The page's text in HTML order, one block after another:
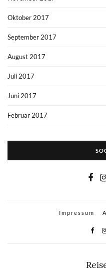
Oktober 2017
September 2017
August 2017
Juli 2017
Juni 2017
Februar 2017
Impressum